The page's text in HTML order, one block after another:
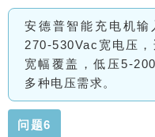
安德普智能充电机输
270-530Vac宽电压
宽幅覆盖，低压5-
多种电压需求。
问题6